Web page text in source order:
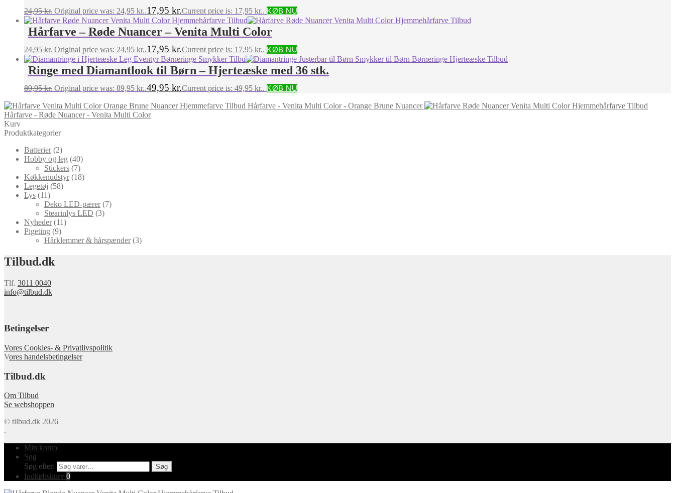
24,95kr. Original price was: 24,95 kr..17,95 kr.Current price is: 17,95 kr.. KØB NU
Hårfarve – Røde Nuancer – Venita Multi Color
24,95kr. Original price was: 24,95 kr..17,95 kr.Current price is: 17,95 kr.. KØB NU
Ringe med Diamantlook til Børn – Hjerteæske med 36 stk.
89,95kr. Original price was: 89,95 kr..49,95 kr.Current price is: 49,95 kr.. KØB NU
Hårfarve - Venita Multi Color - Orange Brune Nuancer
Hårfarve - Røde Nuancer - Venita Multi Color
Kurv
Produktkategorier
Batterier (2)
Hobby og leg (40)
Stickers (7)
Køkkenudstyr (18)
Legetøj (58)
Lys (11)
Deko LED-pærer (7)
Stearinlys LED (3)
Nyheder (11)
Pigeting (9)
Hårklemmer & hårspænder (3)
Tilbud.dk
Tlf. 3011 0040
info@tilbud.dk
Betingelser
Vores Cookies- & Privatlivspolitik
Vores handelsbetingelser
Tilbud.dk
Om Tilbud
Se webshoppen
© tilbud.dk 2026
.
Min konto
Søg
Søg efter:
Søg
Indkøbskurv 0